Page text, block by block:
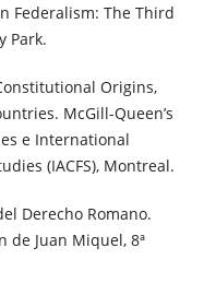
Federalism: The Third
Park.
Origins,
McGill-Queen’s
e International
(IACFS), Montreal.
Derecho Romano.
de Juan Miquel, 8ª